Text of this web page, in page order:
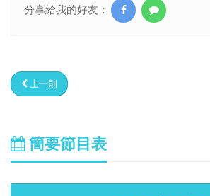
分享給我的好友：
上一則
簡要節目表